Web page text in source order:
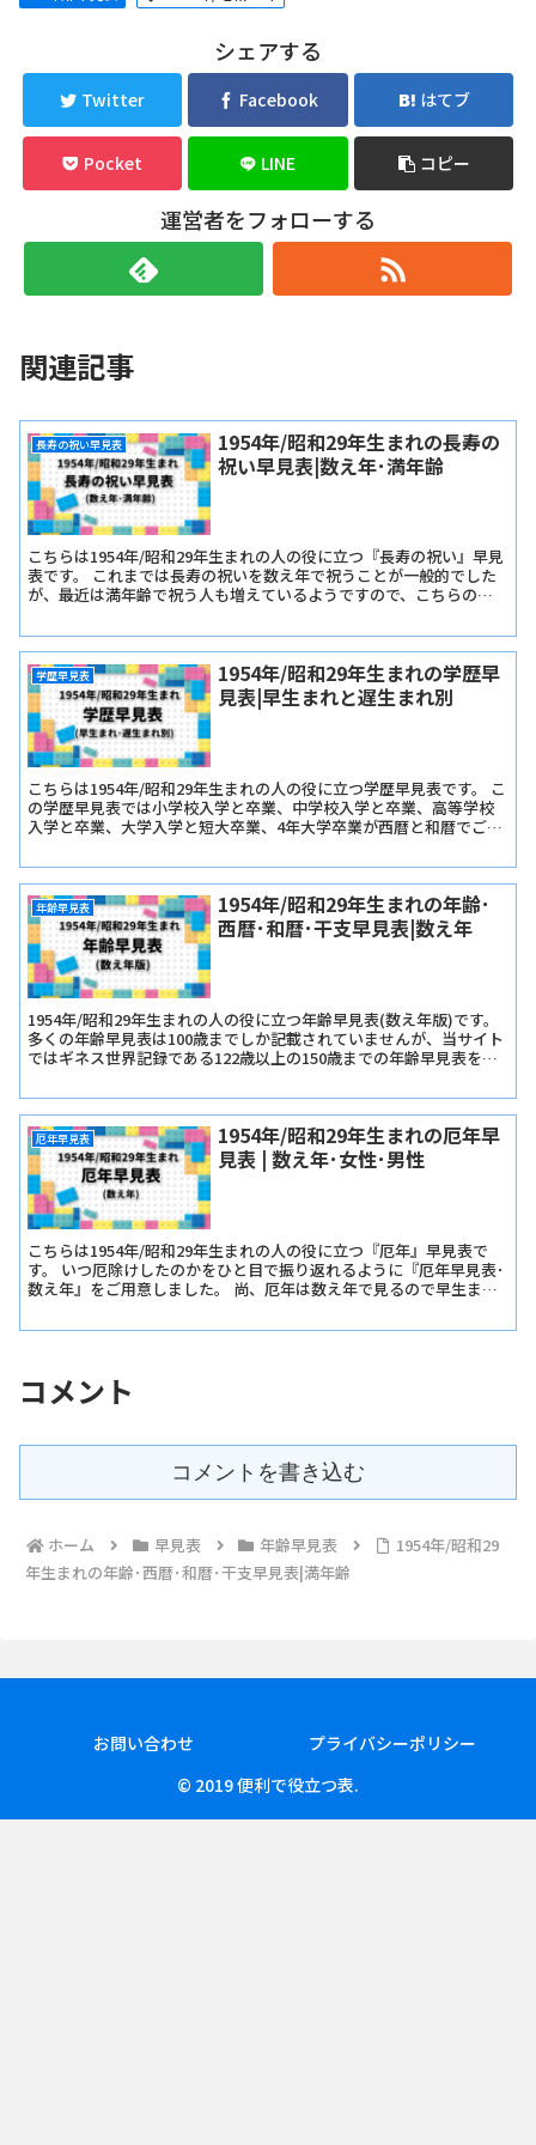
シェアする
Twitter Facebook はてブ
Pocket LINE コピー
運営者をフォローする
関連記事
長寿の祝い早見表
1954年/昭和29年生まれの長寿の
祝い早見表|数え年･満年齢
こちらは1954年/昭和29年生まれの人の役に立つ『長寿の祝い』早見
表です。 これまでは長寿の祝いを数え年で祝うことが一般的でした
が、最近は満年齢で祝う人も増えているようですので、こちらの早
年齢版』をご用意しました。
学歴早見表
1954年/昭和29年生まれの学歴早
見表|早生まれと遅生まれ別
こちらは1954年/昭和29年生まれの人の役に立つ学歴早見表です。 こ
の学歴早見表では小学校入学と卒業、中学校入学と卒業、高等学校
入学と卒業、大学入学と短大卒業、4年大学卒業が西暦と和暦でご確
年齢早見表
1954年/昭和29年生まれの年齢･
西暦･和暦･干支早見表|数え年
1954年/昭和29年生まれの人の役に立つ年齢早見表(数え年版)です。
多くの年齢早見表は100歳までしか記載されていませんが、当サイト
ではギネス世界記録である122歳以上の150歳までの年齢早見表を記
厄年早見表
1954年/昭和29年生まれの厄年早
見表 | 数え年･女性･男性
こちらは1954年/昭和29年生まれの人の役に立つ『厄年』早見表で
す。 いつ厄除けしたのかをひと目で振り返れるように『厄年早見表･
数え年』をご用意しました。 尚、厄年は数え年で見るので早生まれ
コメント
コメントを書き込む
ホーム 早見表 年齢早見表
1954年/昭和29
年生まれの年齢･西暦･和暦･干支早見表|満年齢
お問い合わせ
プライバシーポリシー
© 2019 便利で役立つ表.